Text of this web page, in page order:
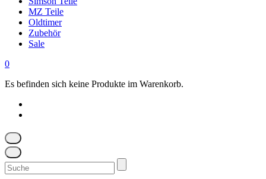
MZ Teile
Oldtimer
Zubehör
Sale
0
Es befinden sich keine Produkte im Warenkorb.
Suchen
nach: